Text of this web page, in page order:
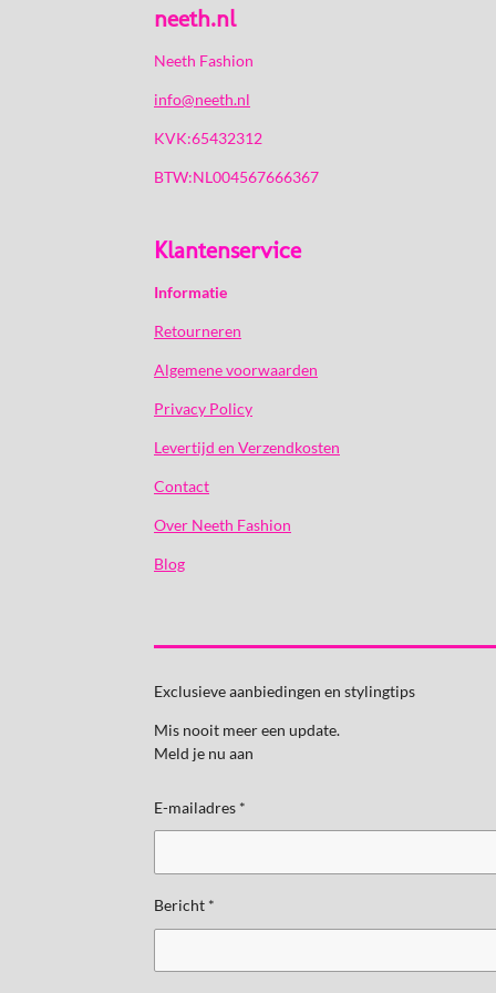
neeth.nl
Neeth Fashion
info@neeth.nl
KVK:65432312
BTW:NL004567666367
Klantenservice
Informatie
Retourneren
Algemene voorwaarden
Privacy Policy
Levertijd en Verzendkosten
Contact
Over Neeth Fashion
Blog
Exclusieve aanbiedingen en stylingtips
Mis nooit meer een update.
Meld je nu aan
E-mailadres *
Bericht *